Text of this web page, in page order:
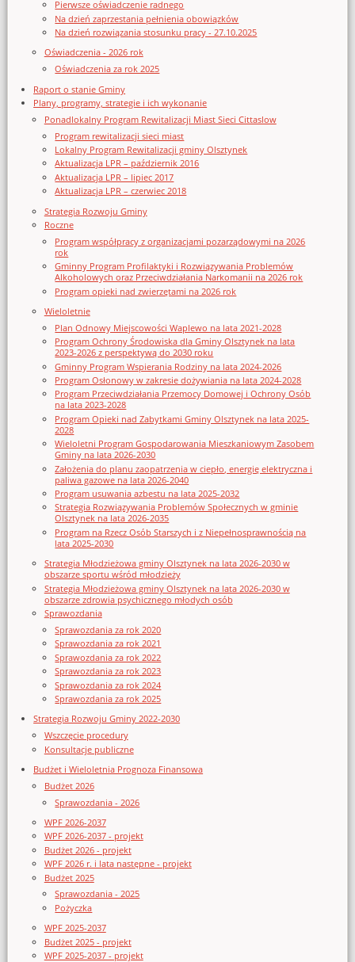
Pierwsze oświadczenie radnego
Na dzień zaprzestania pełnienia obowiązków
Na dzień rozwiązania stosunku pracy - 27.10.2025
Oświadczenia - 2026 rok
Oświadczenia za rok 2025
Raport o stanie Gminy
Plany, programy, strategie i ich wykonanie
Ponadlokalny Program Rewitalizacji Miast Sieci Cittaslow
Program rewitalizacji sieci miast
Lokalny Program Rewitalizacji gminy Olsztynek
Aktualizacja LPR – październik 2016
Aktualizacja LPR – lipiec 2017
Aktualizacja LPR – czerwiec 2018
Strategia Rozwoju Gminy
Roczne
Program współpracy z organizacjami pozarządowymi na 2026
rok
Gminny Program Profilaktyki i Rozwiązywania Problemów
Alkoholowych oraz Przeciwdziałania Narkomanii na 2026 rok
Program opieki nad zwierzętami na 2026 rok
Wieloletnie
Plan Odnowy Miejscowości Waplewo na lata 2021-2028
Program Ochrony Środowiska dla Gminy Olsztynek na lata
2023-2026 z perspektywą do 2030 roku
Gminny Program Wspierania Rodziny na lata 2024-2026
Program Osłonowy w zakresie dożywiania na lata 2024-2028
Program Przeciwdziałania Przemocy Domowej i Ochrony Osób
na lata 2023-2028
Program Opieki nad Zabytkami Gminy Olsztynek na lata 2025-
2028
Wieloletni Program Gospodarowania Mieszkaniowym Zasobem
Gminy na lata 2026-2030
Założenia do planu zaopatrzenia w ciepło, energię elektryczna i
paliwa gazowe na lata 2026-2040
Program usuwania azbestu na lata 2025-2032
Strategia Rozwiązywania Problemów Społecznych w gminie
Olsztynek na lata 2026-2035
Program na Rzecz Osób Starszych i z Niepełnosprawnością na
lata 2025-2030
Strategia Młodzieżowa gminy Olsztynek na lata 2026-2030 w
obszarze sportu wśród młodzieży
Strategia Młodzieżowa gminy Olsztynek na lata 2026-2030 w
obszarze zdrowia psychicznego młodych osób
Sprawozdania
Sprawozdania za rok 2020
Sprawozdania za rok 2021
Sprawozdania za rok 2022
Sprawozdania za rok 2023
Sprawozdania za rok 2024
Sprawozdania za rok 2025
Strategia Rozwoju Gminy 2022-2030
Wszczęcie procedury
Konsultacje publiczne
Budżet i Wieloletnia Prognoza Finansowa
Budżet 2026
Sprawozdania - 2026
WPF 2026-2037
WPF 2026-2037 - projekt
Budżet 2026 - projekt
WPF 2026 r. i lata następne - projekt
Budżet 2025
Sprawozdania - 2025
Pożyczka
WPF 2025-2037
Budżet 2025 - projekt
WPF 2025-2037 - projekt